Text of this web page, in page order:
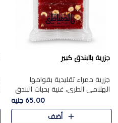
جزرية بالبندق كبير
جزرية حمراء تقليدية بقوامها
الهلامي الطري، غنية بحبات البندق
الفاخرة التي تضيف قرمشة راقية
إلى قوامها الناعم، لتقدم مزيجًا
متوازنًا من النكه..
65.00 جنيه
أضف